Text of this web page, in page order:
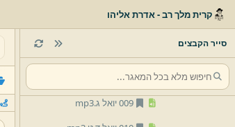
קרית מלך רב - אדרת אליהו
סייר הקבצים
006 הושע י ט.
mp3
008 יואל ב.
009 יואל ג.
mp3